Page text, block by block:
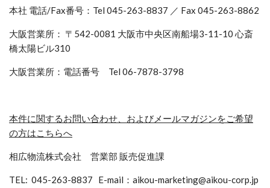
本社 電話/Fax番号：Tel 045-263-8837 ／ Fax 045-263-8862
大阪営業所： 〒542-0081 大阪市中央区南船場3-11-10 心斎
橋太陽ビル310
大阪営業所：電話番号 Tel 06-7878-3798
本件に関するお問い合わせ、およびメールマガジンをご希望
の方はこちらへ
相広物流株式会社 営業部 販売促進課
TEL: 045-263-8837 E-mail：aikou-marketing@aikou-corp.jp